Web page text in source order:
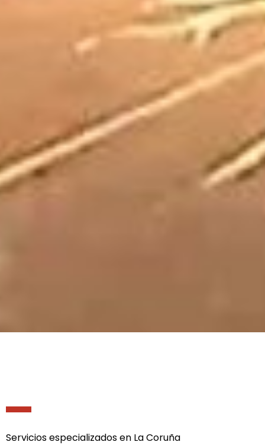
Servicios especializados en La Coruña